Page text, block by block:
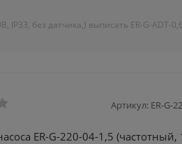
IP33, без датчика,) выписать ER-G-ADT-0,6
Артикул: ER-G-
ER-G-220-04-1,5 (частотный,